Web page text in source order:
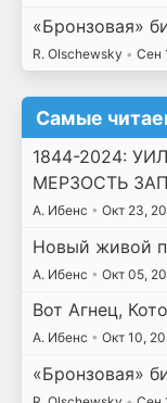
«Бронзовая»
R. Olschewsky • Сен
Самые
1844-2024:
МЕРЗОСТЬ
А. Ибенс • Окт 23,
Новый живой
А. Ибенс • Окт 05,
Вот Агнец,
А. Ибенс • Окт 10,
«Бронзовая»